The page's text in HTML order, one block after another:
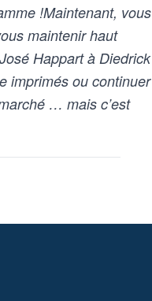
!Maintenant, vous
maintenir haut
Happart à Diedrick
imprimés ou continuer
… mais c’est